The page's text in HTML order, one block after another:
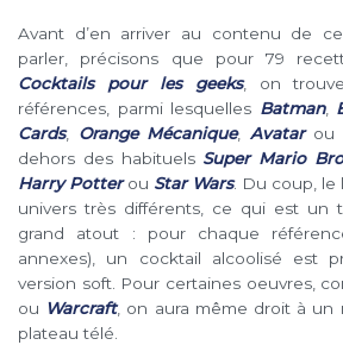
Avant d’en arriver au contenu de
parler, précisons que pour 79
Cocktails pour les geeks, on
références, parmi lesquelles Batman,
Cards, Orange Mécanique, Avatarou
dehors des habituels Super Mario
Harry Potterou Star Wars. Du coup, le
univers très différents, ce qui est un
grand atout : pour chaque
annexes), un cocktail alcoolisé est
version soft. Pour certaines oeuvres,
ou Warcraft, on aura même droit à un
plateau télé.